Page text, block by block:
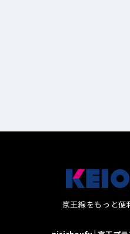
京王線をもっと便